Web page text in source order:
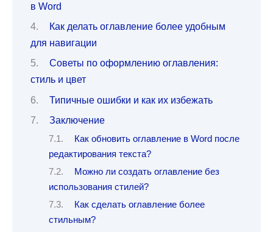
в Word
Как делать оглавление более удобным
для навигации
Советы по оформлению оглавления:
стиль и цвет
Типичные ошибки и как их избежать
Заключение
Как обновить оглавление в Word после
редактирования текста?
Можно ли создать оглавление без
использования стилей?
Как сделать оглавление более
стильным?